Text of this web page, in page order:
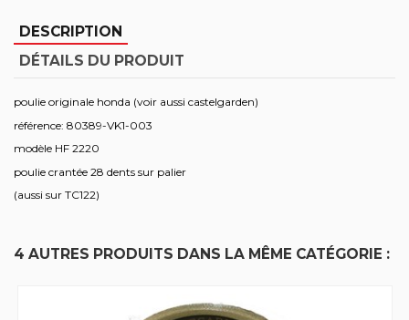
DESCRIPTION
DÉTAILS DU PRODUIT
poulie originale honda (voir aussi castelgarden)
référence: 80389-VK1-003
modèle HF 2220
poulie crantée 28 dents sur palier
(aussi sur TC122)
4 AUTRES PRODUITS DANS LA MÊME CATÉGORIE :